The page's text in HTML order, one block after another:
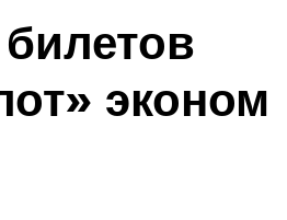
эконом